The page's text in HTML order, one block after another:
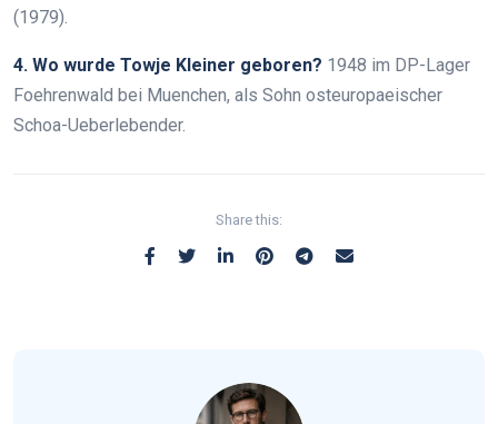
(1979).
4. Wo wurde Towje Kleiner geboren? 1948 im DP-Lager
Foehrenwald bei Muenchen, als Sohn osteuropaeischer
Schoa-Ueberlebender.
Share this: